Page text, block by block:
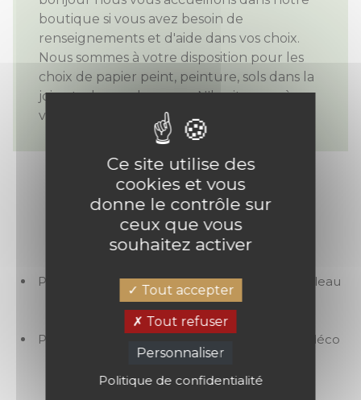
boutique si vous avez besoin de
renseignements et d'aide dans vos choix.
Nous sommes à votre disposition pour les
choix de papier peint, peinture, sols dans la
joie et a bonne humeur. N'hesitez pas à
venir nous rendre visite
NOS SERVICES
Produits complèmentaires : colle, brosse, rouleau
Mise en relation pour un devis de pose
Conseil déco en magasin
Produits coordonnés : sol, fenêtre
Articles déco
Ce site utilise des
cookies et vous
donne le contrôle sur
ceux que vous
souhaitez activer
Tout accepter
Tout refuser
Personnaliser
Politique de confidentialité